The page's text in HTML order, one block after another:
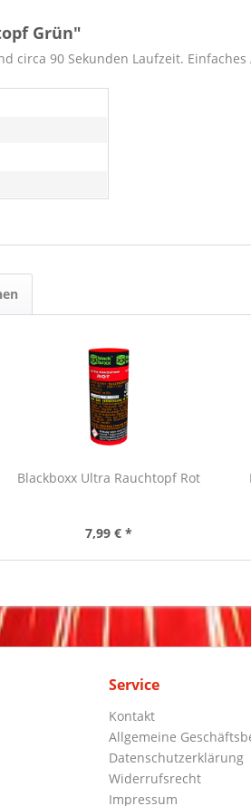
Grün"
circa 90 Sekunden Laufzeit.
Blackboxx Ultra Rauchtopf Rot
7,99 € *
Service
Kontakt
Allgemeine
Datenschutzerklärung
Widerrufsrecht
Impressum